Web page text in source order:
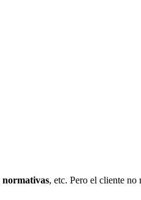
normativas, etc. Pero el cliente no